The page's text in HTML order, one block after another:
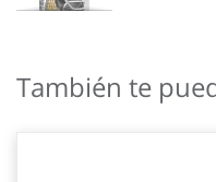
de
También te